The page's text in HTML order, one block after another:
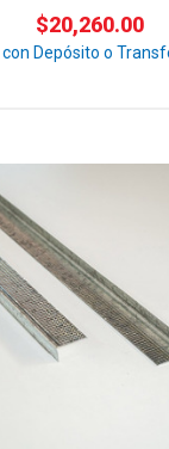
$20,260.00
Depósito o